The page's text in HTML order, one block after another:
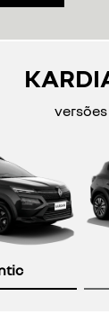
versões